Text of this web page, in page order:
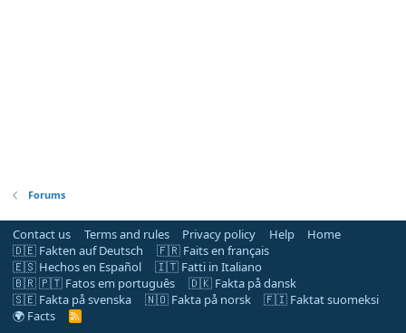
Forums
Contact us Terms and rules Privacy policy Help
Home
🇩🇪 Fakten auf Deutsch
🇫🇷 Faits en français
🇪🇸 Hechos en Español
🇮🇹 Fatti in Italiano
🇧🇷 🇵🇹 Fatos em português
🇩🇰 Fakta på dansk
🇸🇪 Fakta på svenska
🇳🇴 Fakta på norsk
🇫🇮 Faktat suomeksi
🌍 Facts
R